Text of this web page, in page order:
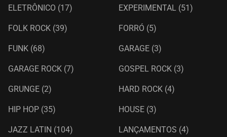
ELETRÔNICO (17) EXPERIMENTAL (51)
FOLK ROCK (39) FORRÓ (5)
FUNK (68) GARAGE (3)
GARAGE ROCK (7) GOSPEL ROCK (3)
GRUNGE (2) HARD ROCK (4)
HIP HOP (35) HOUSE (3)
JAZZ LATIN (104) LANÇAMENTOS (4)